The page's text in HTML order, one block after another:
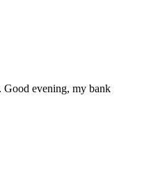
Good evening, my bank